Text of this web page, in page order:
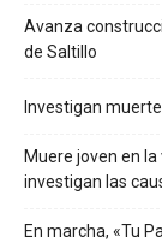
Avanza
de Saltillo
Investigan
Muere joven en
investigan las
En marcha, «Tu